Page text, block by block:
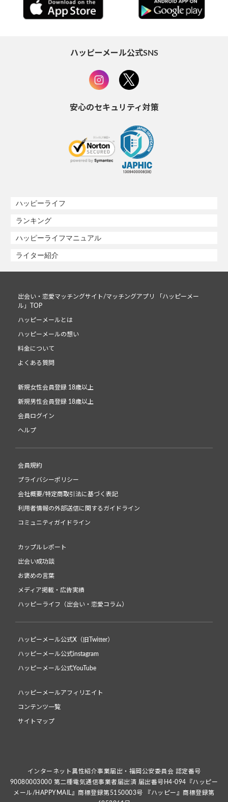
ハッピーメール公式SNS
安心のセキュリティ対策
ハッピーライフ
ランキング
ハッピーライフマニュアル
ライター紹介
出会い・恋愛マッチングサイト/マッチングアプリ 「ハッピーメー
ル」TOP
ハッピーメールとは
ハッピーメールの想い
料金について
よくある質問
新規女性会員登録 18歳以上
新規男性会員登録 18歳以上
会員ログイン
ヘルプ
会員規約
プライバシーポリシー
会社概要/特定商取引法に基づく表記
利用者情報の外部送信に関するガイドライン
コミュニティガイドライン
カップルレポート
出会い成功談
お褒めの言葉
メディア掲載・広告実績
ハッピーライフ（出会い・恋愛コラム）
ハッピーメール公式X（旧Twitter）
ハッピーメール公式instagram
ハッピーメール公式YouTube
ハッピーメールアフィリエイト
コンテンツ一覧
サイトマップ
インターネット異性紹介事業届出・福岡公安委員会 認定番号
90080003000 第二種電気通信事業者届出済 届出番号H4-094『ハッピー
メール/HAPPYMAIL』商標登録第5150003号 『ハッピー』商標登録第